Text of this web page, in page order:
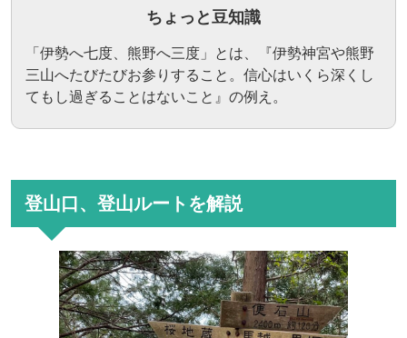
ちょっと豆知識
「伊勢へ七度、熊野へ三度」とは、『伊勢神宮や熊野
三山へたびたびお参りすること。信心はいくら深くし
てもし過ぎることはないこと』の例え。
登山口、登山ルートを解説